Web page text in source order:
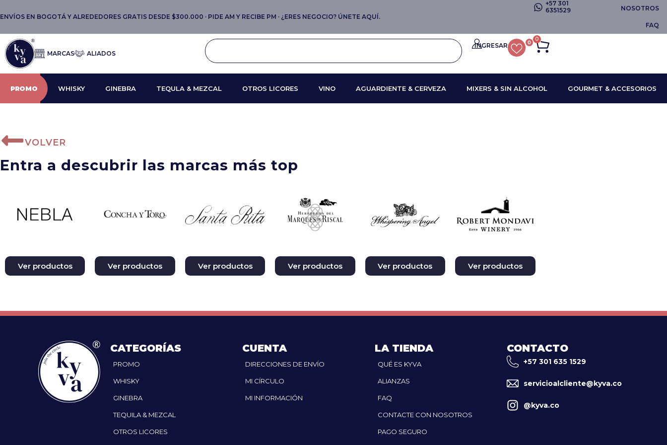
ENVÍOS EN BOGOTÁ Y ALREDEDORES GRATIS DESDE $300.000 · PIDE AM Y RECIBE PM · ¿ERES NEGOCIO? ÚNETE AQUÍ.
+57 301
6351529
NOSOTROS
FAQ
MARCAS ALIADOS
INGRESAR 0 0
PROMO WHISKY GINEBRA TEQULA & MEZCAL OTROS LICORES VINO AGUARDIENTE & CERVEZA MIXERS & SIN ALCOHOL GOURMET & ACCESORIOS
VOLVER
Entra a descubrir las marcas más top
Ver productos Ver productos Ver productos Ver productos Ver productos Ver productos
CATEGORÍAS
PROMO
WHISKY
GINEBRA
TEQUILA & MEZCAL
OTROS LICORES
CUENTA
DIRECCIONES DE ENVÍO
MI CÍRCULO
MI INFORMACIÓN
LA TIENDA
QUÉ ES KYVA
ALIANZAS
FAQ
CONTACTE CON NOSOTROS
PAGO SEGURO
CONTACTO
+57 301 635 1529
servicioalcliente@kyva.co
@kyva.co